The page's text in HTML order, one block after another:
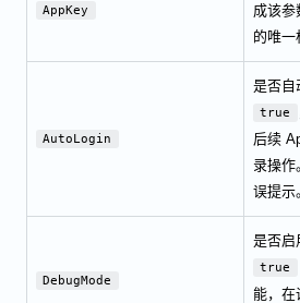
AppKey
成该参
的唯一
AutoLogin
是否自
true
后续
录操作
误提示
DebugMode
是否启
true
能，在